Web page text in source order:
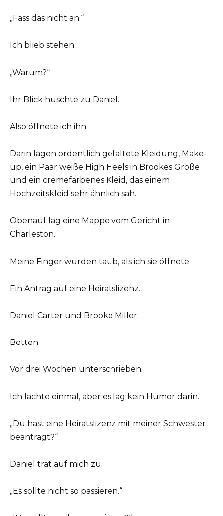
„Fass das nicht an.“
Ich blieb stehen.
„Warum?“
Ihr Blick huschte zu Daniel.
Also öffnete ich ihn.
Darin lagen ordentlich gefaltete Kleidung, Make-
up, ein Paar weiße High Heels in Brookes Größe
und ein cremefarbenes Kleid, das einem
Hochzeitskleid sehr ähnlich sah.
Obenauf lag eine Mappe vom Gericht in
Charleston.
Meine Finger wurden taub, als ich sie öffnete.
Ein Antrag auf eine Heiratslizenz.
Daniel Carter und Brooke Miller.
Betten.
Vor drei Wochen unterschrieben.
Ich lachte einmal, aber es lag kein Humor darin.
„Du hast eine Heiratslizenz mit meiner Schwester
beantragt?“
Daniel trat auf mich zu.
„Es sollte nicht so passieren.“